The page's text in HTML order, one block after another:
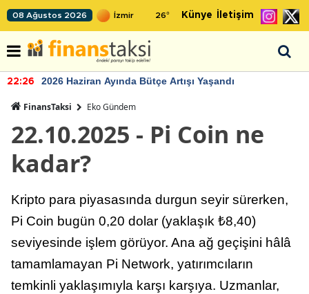
08 Ağustos 2026 26° Künye İletişim
22:26 2026 Haziran Ayında Bütçe Artışı Yaşandı
FinansTaksi Eko Gündem
22.10.2025 - Pi Coin ne
kadar?
Kripto para piyasasında durgun seyir sürerken,
Pi Coin bugün 0,20 dolar (yaklaşık ₺8,40)
seviyesinde işlem görüyor. Ana ağ geçişini hâlâ
tamamlamayan Pi Network, yatırımcıların
temkinli yaklaşımıyla karşı karşıya. Uzmanlar,